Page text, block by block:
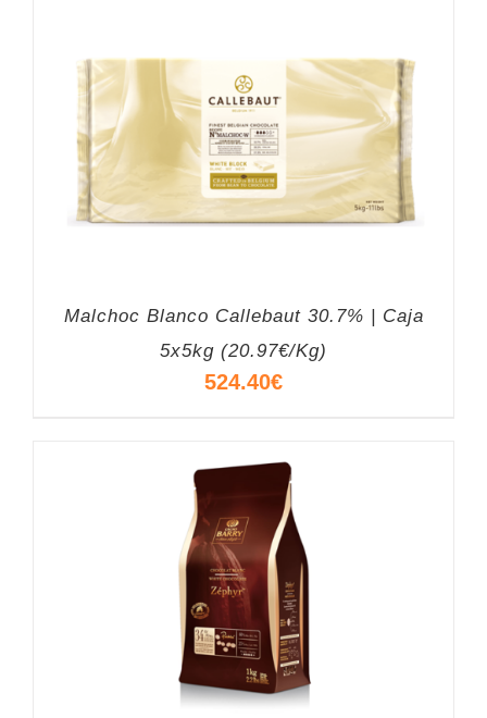
Malchoc Blanco Callebaut 30.7% | Caja
5x5kg (20.97€/Kg)
524.40€